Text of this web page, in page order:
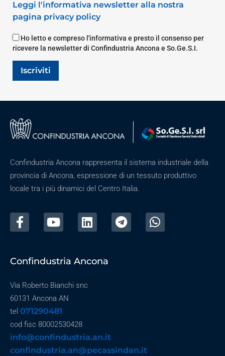
Leggi l'informativa newsletter alla nostra
pagina privacy policy
Ho letto e compreso l'informativa e presto il consenso per
ricevere la newsletter di Confindustria Ancona e So.Ge.S.I.
Iscriviti
Confindustria Ancona rappresenta il sistema industriale della
provincia di Ancona, espressione di un tessuto produttivo
locale tra i più dinamici del Centro Italia.
Confindustria Ancona
Via Roberto Bianchi snc
60131 Ancona AN
tel 071290481
cod fisc 80002530428
info@confindustria.an.it
confindustria.an@pecassindan.it